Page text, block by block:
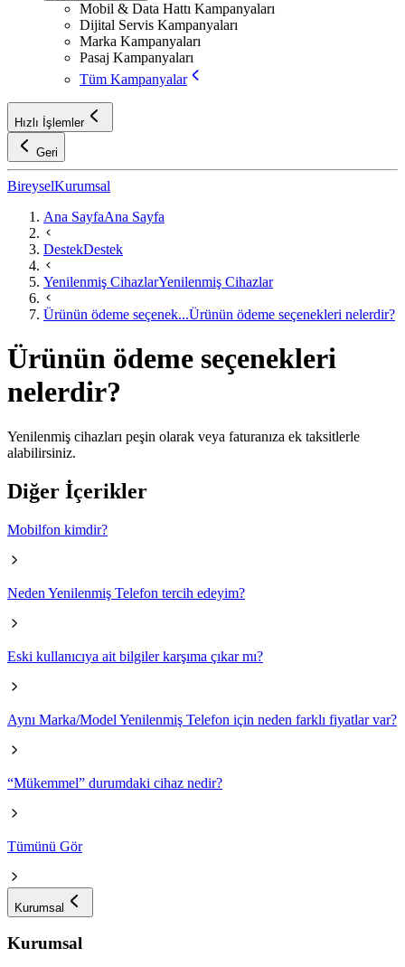
Mobil & Data Hattı Kampanyaları
Dijital Servis Kampanyaları
Marka Kampanyaları
Pasaj Kampanyaları
Tüm Kampanyalar
Hızlı İşlemler
Geri
BireyselKurumsal
Ana SayfaAna Sayfa
DestekDestek
Yenilenmiş CihazlarYenilenmiş Cihazlar
Ürünün ödeme seçenek...Ürünün ödeme seçenekleri nelerdir?
Ürünün ödeme seçenekleri
nelerdir?
Yenilenmiş cihazları peşin olarak veya faturanıza ek taksitlerle
alabilirsiniz.
Diğer İçerikler
Mobilfon kimdir?
Neden Yenilenmiş Telefon tercih edeyim?
Eski kullanıcıya ait bilgiler karşıma çıkar mı?
Aynı Marka/Model Yenilenmiş Telefon için neden farklı fiyatlar var?
“Mükemmel” durumdaki cihaz nedir?
Tümünü Gör
Kurumsal
Kurumsal